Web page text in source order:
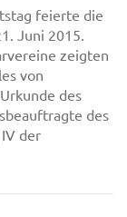
feierte die
Juni 2015.
zeigten
von
des
des
der